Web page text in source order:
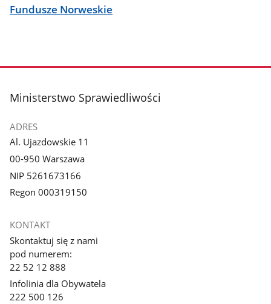
Fundusze Norweskie
stopka
Ministerstwo Sprawiedliwości
ADRES
Al. Ujazdowskie 11
00-950 Warszawa
NIP 5261673166
Regon 000319150
KONTAKT
Skontaktuj się z nami
pod numerem:
22 52 12 888
Infolinia dla Obywatela
222 500 126